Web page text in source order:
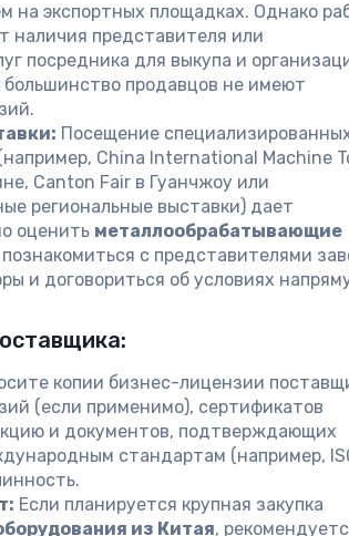
на экспортных площадках. Однако
наличия представителя или
посредника для выкупа и
большинство продавцов не имеют
Посещение
China International Machine
Canton Fair в Гуанчжоу или
региональные выставки) дает
оценить металлообрабатывающие
познакомиться с представителями
и договориться об условиях
копии бизнес-лицензии
(если применимо), сертификатов
и документов, подтверждающих
стандартам (например,
Если планируется крупная закупка
из Китая,